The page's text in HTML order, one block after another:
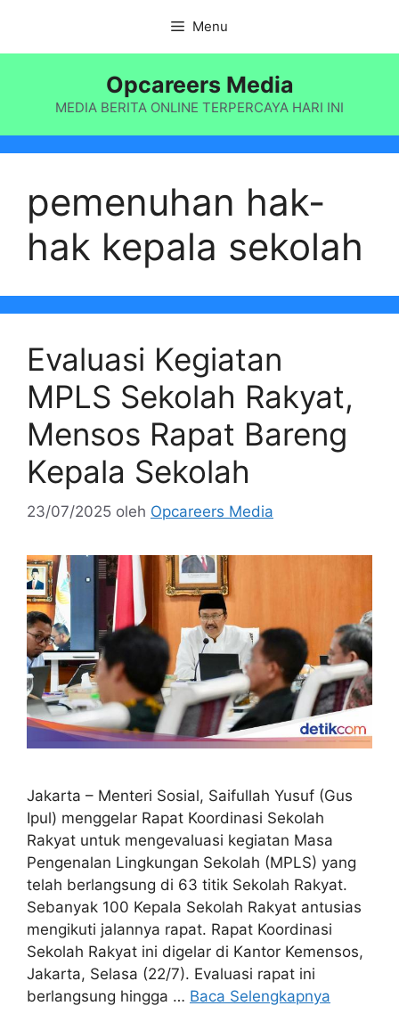
isi
Menu
Opcareers Media
MEDIA BERITA ONLINE TERPERCAYA HARI INI
pemenuhan hak-
hak kepala sekolah
Evaluasi Kegiatan
MPLS Sekolah Rakyat,
Mensos Rapat Bareng
Kepala Sekolah
23/07/2025 oleh Opcareers Media
Jakarta – Menteri Sosial, Saifullah Yusuf (Gus
Ipul) menggelar Rapat Koordinasi Sekolah
Rakyat untuk mengevaluasi kegiatan Masa
Pengenalan Lingkungan Sekolah (MPLS) yang
telah berlangsung di 63 titik Sekolah Rakyat.
Sebanyak 100 Kepala Sekolah Rakyat antusias
mengikuti jalannya rapat. Rapat Koordinasi
Sekolah Rakyat ini digelar di Kantor Kemensos,
Jakarta, Selasa (22/7). Evaluasi rapat ini
berlangsung hingga … Baca Selengkapnya